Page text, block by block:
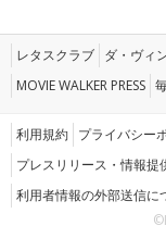
レタスクラブ ダ・ヴィ
MOVIE WALKER PRESS
利用規約 プライバシー
プレスリリース・情報提
利用者情報の外部送信に